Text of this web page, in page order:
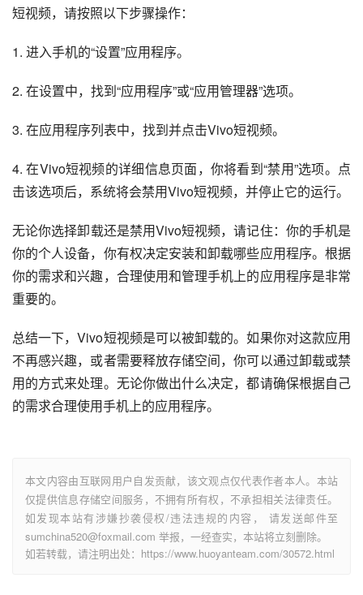
短视频，请按照以下步骤操作：
1. 进入手机的“设置”应用程序。
2. 在设置中，找到“应用程序”或“应用管理器”选项。
3. 在应用程序列表中，找到并点击Vivo短视频。
4. 在Vivo短视频的详细信息页面，你将看到“禁用”选项。点
击该选项后，系统将会禁用Vivo短视频，并停止它的运行。
无论你选择卸载还是禁用Vivo短视频，请记住：你的手机是
你的个人设备，你有权决定安装和卸载哪些应用程序。根据
你的需求和兴趣，合理使用和管理手机上的应用程序是非常
重要的。
总结一下，Vivo短视频是可以被卸载的。如果你对这款应用
不再感兴趣，或者需要释放存储空间，你可以通过卸载或禁
用的方式来处理。无论你做出什么决定，都请确保根据自己
的需求合理使用手机上的应用程序。
本文内容由互联网用户自发贡献，该文观点仅代表作者本人。本站
仅提供信息存储空间服务，不拥有所有权，不承担相关法律责任。
如发现本站有涉嫌抄袭侵权/违法违规的内容， 请发送邮件至
sumchina520@foxmail.com 举报，一经查实，本站将立刻删除。
如若转载，请注明出处：https://www.huoyanteam.com/30572.html